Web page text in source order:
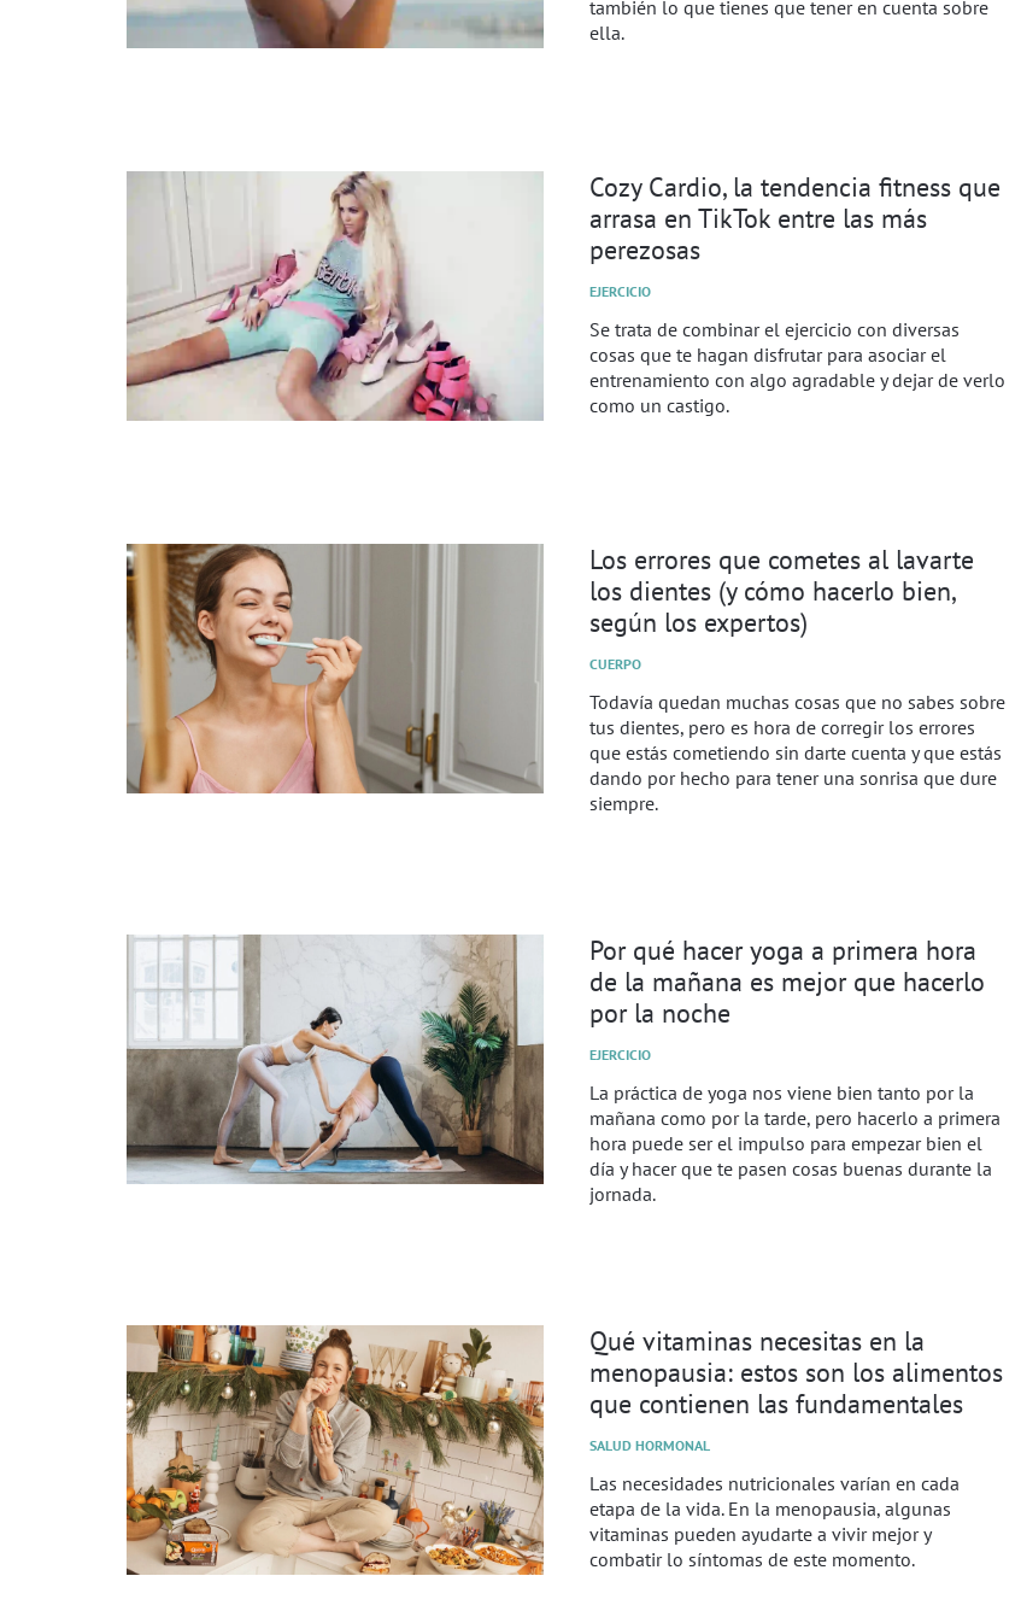
también lo que tienes que tener en cuenta sobre
ella.
Cozy Cardio, la tendencia fitness que
arrasa en TikTok entre las más
perezosas
EJERCICIO
Se trata de combinar el ejercicio con diversas
cosas que te hagan disfrutar para asociar el
entrenamiento con algo agradable y dejar de verlo
como un castigo.
Los errores que cometes al lavarte
los dientes (y cómo hacerlo bien,
según los expertos)
CUERPO
Todavía quedan muchas cosas que no sabes sobre
tus dientes, pero es hora de corregir los errores
que estás cometiendo sin darte cuenta y que estás
dando por hecho para tener una sonrisa que dure
siempre.
Por qué hacer yoga a primera hora
de la mañana es mejor que hacerlo
por la noche
EJERCICIO
La práctica de yoga nos viene bien tanto por la
mañana como por la tarde, pero hacerlo a primera
hora puede ser el impulso para empezar bien el
día y hacer que te pasen cosas buenas durante la
jornada.
Qué vitaminas necesitas en la
menopausia: estos son los alimentos
que contienen las fundamentales
SALUD HORMONAL
Las necesidades nutricionales varían en cada
etapa de la vida. En la menopausia, algunas
vitaminas pueden ayudarte a vivir mejor y
combatir lo síntomas de este momento.